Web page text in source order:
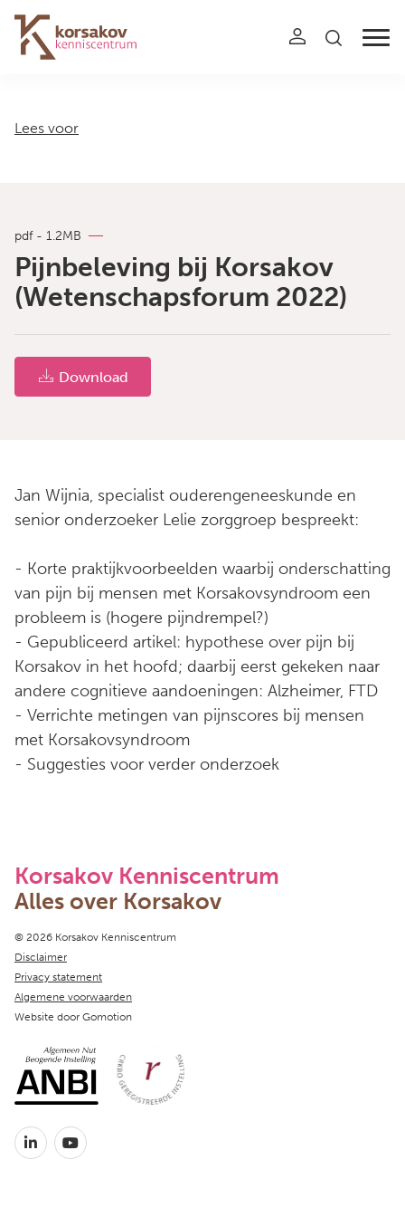
Navigation
Lees voor
pdf - 1.2MB
Pijnbeleving bij Korsakov
(Wetenschapsforum 2022)
Download
Jan Wijnia, specialist ouderengeneeskunde en
senior onderzoeker Lelie zorggroep bespreekt:
- Korte praktijkvoorbeelden waarbij onderschatting
van pijn bij mensen met Korsakovsyndroom een
probleem is (hogere pijndrempel?)
- Gepubliceerd artikel: hypothese over pijn bij
Korsakov in het hoofd; daarbij eerst gekeken naar
andere cognitieve aandoeningen: Alzheimer, FTD
- Verrichte metingen van pijnscores bij mensen
met Korsakovsyndroom
- Suggesties voor verder onderzoek
Korsakov Kenniscentrum
Alles over Korsakov
Copyright navigation
© 2026 Korsakov Kenniscentrum
Disclaimer
Privacy statement
Algemene voorwaarden
Website door Gomotion